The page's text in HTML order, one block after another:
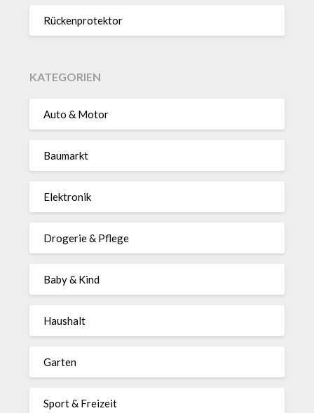
Rücken­pro­tektor
KATEGORIEN
Auto & Motor
Baumarkt
Elektronik
Drogerie & Pflege
Baby & Kind
Haushalt
Garten
Sport & Freizeit